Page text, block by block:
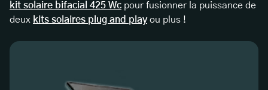
kit solaire bifacial 425 Wc pour fusionner la puissance de
deux kits solaires plug and playou plus !